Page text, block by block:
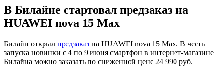
В Билайне стартовал предзаказ на
HUAWEI nova 15 Max
Билайн открыл предзаказ на HUAWEI nova 15 Max. В честь
запуска новинки с 4 по 9 июня смартфон в интернет-магазине
Билайна можно заказать по сниженной цене 24 990 руб.